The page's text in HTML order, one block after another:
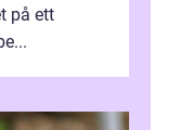
på ett